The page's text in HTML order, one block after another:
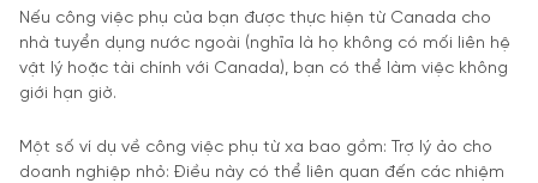
Nếu công việc phụ của bạn được thực hiện từ Canada cho
nhà tuyển dụng nước ngoài (nghĩa là họ không có mối liên hệ
vật lý hoặc tài chính với Canada), bạn có thể làm việc không
giới hạn giờ.
Một số ví dụ về công việc phụ từ xa bao gồm: Trợ lý ảo cho
doanh nghiệp nhỏ: Điều này có thể liên quan đến các nhiệm